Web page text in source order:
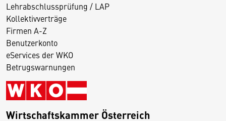
Lehrabschlussprüfung / LAP
Kollektivverträge
Firmen A-Z
Benutzerkonto
eServices der WKO
Betrugswarnungen
Wirtschaftskammer Österreich